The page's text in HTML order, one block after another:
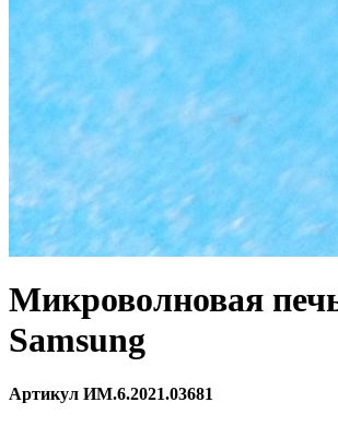
Микроволновая
Samsung
Артикул ИМ.6.2021.03681